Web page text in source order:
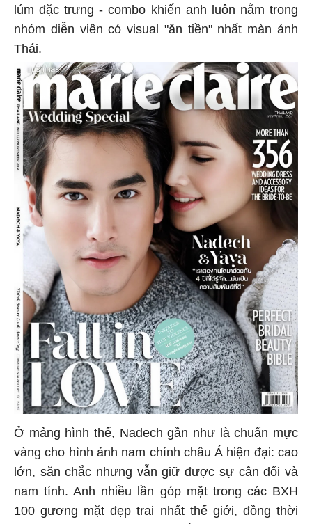
lúm đặc trưng - combo khiến anh luôn nằm trong
nhóm diễn viên có visual "ăn tiền" nhất màn ảnh
Thái.
Ở mảng hình thể, Nadech gần như là chuẩn mực
vàng cho hình ảnh nam chính châu Á hiện đại: cao
lớn, săn chắc nhưng vẫn giữ được sự cân đối và
nam tính. Anh nhiều lần góp mặt trong các BXH
100 gương mặt đẹp trai nhất thế giới, đồng thời